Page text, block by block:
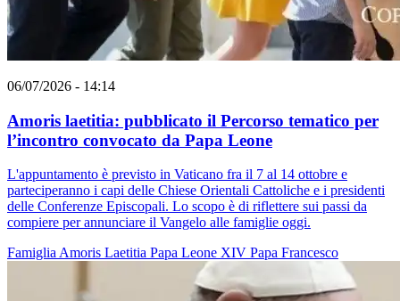
06/07/2026 - 14:14
Amoris laetitia: pubblicato il Percorso tematico per
l’incontro convocato da Papa Leone
L'appuntamento è previsto in Vaticano fra il 7 al 14 ottobre e
parteciperanno i capi delle Chiese Orientali Cattoliche e i presidenti
delle Conferenze Episcopali. Lo scopo è di riflettere sui passi da
compiere per annunciare il Vangelo alle famiglie oggi.
FamigliaAmoris Laetitia Papa Leone XIV Papa Francesco